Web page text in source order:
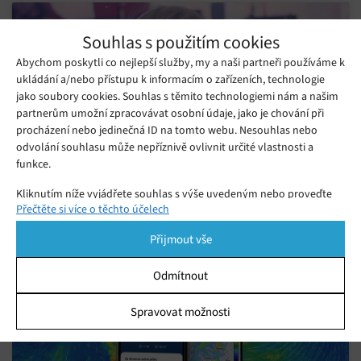
Souhlas s použitím cookies
Abychom poskytli co nejlepší služby, my a naši partneři používáme k
ukládání a/nebo přístupu k informacím o zařízeních, technologie
jako soubory cookies. Souhlas s těmito technologiemi nám a našim
partnerům umožní zpracovávat osobní údaje, jako je chování při
procházení nebo jedinečná ID na tomto webu. Nesouhlas nebo
odvolání souhlasu může nepříznivě ovlivnit určité vlastnosti a
funkce.
Kliknutím níže vyjádřete souhlas s výše uvedeným nebo proveďte
podrobnější rozhodnutí. Vaše volby budou použity pouze na tomto
pomocí přepínačů v Zásadách cookies nebo kliknutím na tlačítko
Spravovat souhlas ve spodní části obrazovky.
Ukládání a/nebo přístup k informacím v zařízení, Porozumění
publiku prostřednictvím statistik nebo kombinací údajů z
Přečtěte si více o těchto účelech
Přijmout vše
Odmítnout
Spravovat možnosti
Zdroj: tisková
zpráva
Kliknutím přijmete cookies a povolíte tento
obsah
Mohlo by se vám líbit